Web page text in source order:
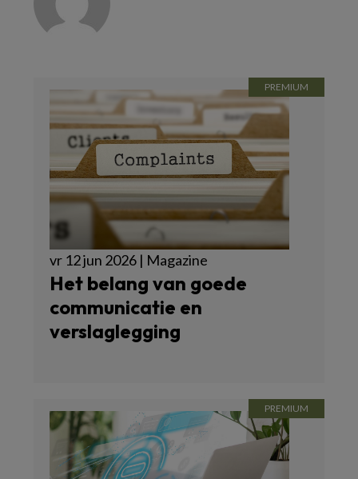
vr 12 jun 2026 | Magazine
Het belang van goede
communicatie en
verslaglegging